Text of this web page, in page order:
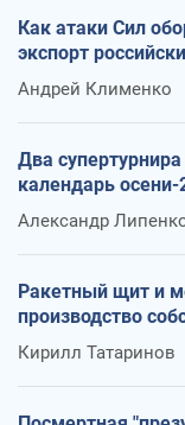
Как атаки Сил
экспорт
Андрей Клименко
Два
календарь осени-
Александр
Ракетный щит и
производство
Кирилл Татаринов